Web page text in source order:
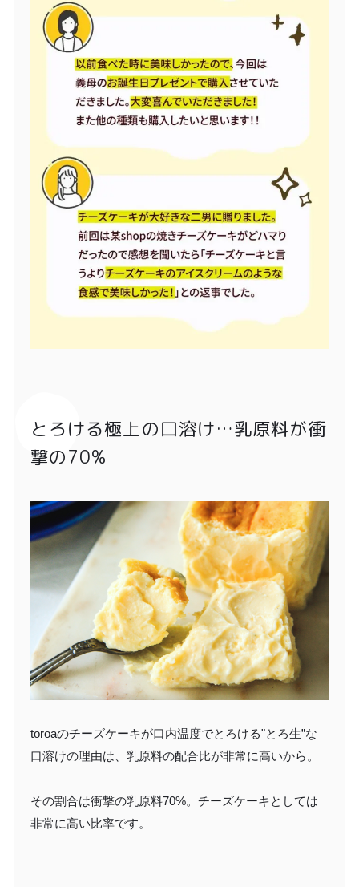
とろける極上の口溶け…乳原料が衝
撃の70%
toroaのチーズケーキが口内温度でとろける"とろ生”な
口溶けの理由は、乳原料の配合比が非常に高いから。
その割合は衝撃の乳原料70%。チーズケーキとしては
非常に高い比率です。